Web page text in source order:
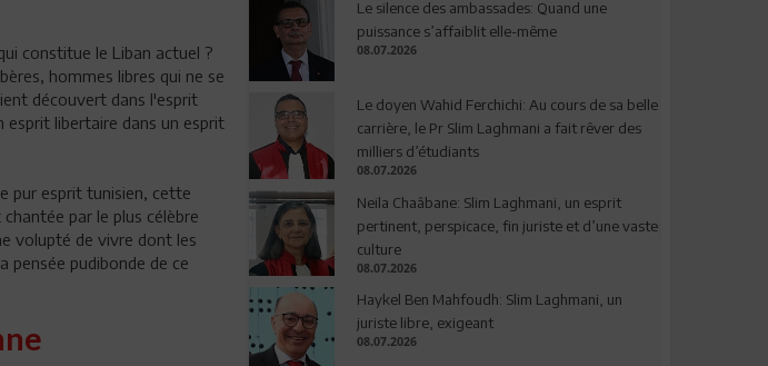
constitue le Liban actuel ?
hommes libres qui ne se
découvert dans l'esprit
esprit libertaire dans un esprit
pur esprit tunisien, cette
par le plus célèbre
volupté de vivre dont les
pudibonde de ce
Le silence des ambassades: Quand une
puissance s’affaiblit elle-même
08.07.2026
Le doyen Wahid Ferchichi: Au cours de sa belle
carrière, le Pr Slim Laghmani a fait rêver des
milliers d’étudiants
08.07.2026
Neila Chaâbane: Slim Laghmani, un esprit
pertinent, perspicace, fin juriste et d’une vaste
culture
08.07.2026
Haykel Ben Mahfoudh: Slim Laghmani, un
juriste libre, exigeant
08.07.2026